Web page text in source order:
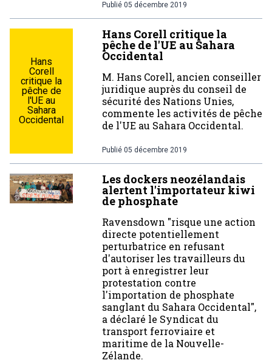
Publié 05 décembre 2019
Hans
Corell
critique la
pêche de
l'UE au
Sahara
Occidental
Hans Corell critique la
pêche de l'UE au Sahara
Occidental
M. Hans Corell, ancien conseiller
juridique auprès du conseil de
sécurité des Nations Unies,
commente les activités de pêche
de l'UE au Sahara Occidental.
Publié 05 décembre 2019
Les dockers neozélandais
alertent l'importateur kiwi
de phosphate
Ravensdown "risque une action
directe potentiellement
perturbatrice en refusant
d'autoriser les travailleurs du
port à enregistrer leur
protestation contre
l'importation de phosphate
sanglant du Sahara Occidental",
a déclaré le Syndicat du
transport ferroviaire et
maritime de la Nouvelle-
Zélande.